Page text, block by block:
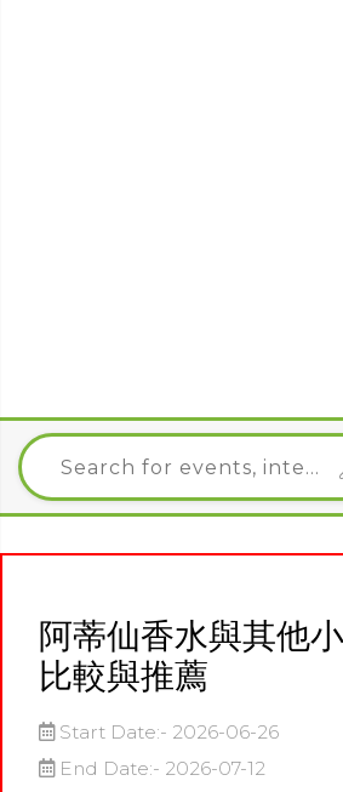
阿蒂仙香水與其他
比較與推薦
Start Date:- 2026-06-26
End Date:- 2026-07-12